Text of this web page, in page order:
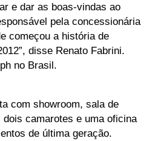
e dar as boas-vindas ao
pela concessionária
começou a história de
disse Renato Fabrini.
no Brasil.
com showroom, sala de
camarotes e uma oficina
de última geração.